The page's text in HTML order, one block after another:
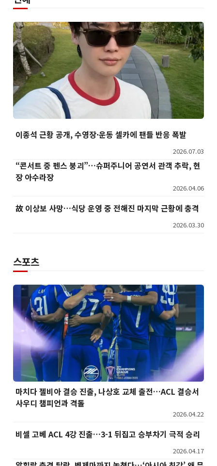
이종석 근황 공개, 수영장·운동 셀카에 팬들 반응 폭발
2026.07.03
“콘서트 중 펜스 붕괴”…슈퍼주니어 공연서 관객 추락, 현
장 아수라장
2026.04.06
故 이상보 사망…식당 운영 중 전해진 마지막 근황에 충격
2026.03.30
스포츠
마치다 젤비아 결승 진출, 나상호 교체 출전…ACL 결승서
사우디 챔피언과 격돌
2026.04.22
비셀 고베 ACL 4강 진출…3-1 뒤집고 승부차기 극적 승리
2026.04.17